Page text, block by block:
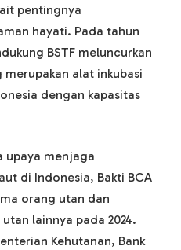
pentingnya
hayati. Pada tahun
BSTF meluncurkan
merupakan alat inkubasi
dengan kapasitas
upaya menjaga
di Indonesia, Bakti BCA
orang utan dan
lainnya pada 2024.
Kehutanan, Bank